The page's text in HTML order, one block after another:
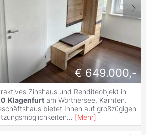
€ 649.000,-
Zinshaus und Renditeobjekt in
Klagenfurt am Wörthersee, Kärnten.
bietet Ihnen auf großzügigen
... [Mehr]